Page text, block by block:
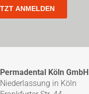
Permadental Köln GmbH
Niederlassung in Köln